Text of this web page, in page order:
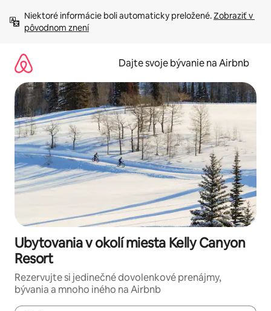
obsah.
Niektoré informácie boli automaticky preložené. Zobraziť v
pôvodnom znení
Dajte svoje bývanie na Airbnb
Ubytovania v okolí miesta Kelly Canyon
Resort
Rezervujte si jedinečné dovolenkové prenájmy,
bývania a mnoho iného na Airbnb